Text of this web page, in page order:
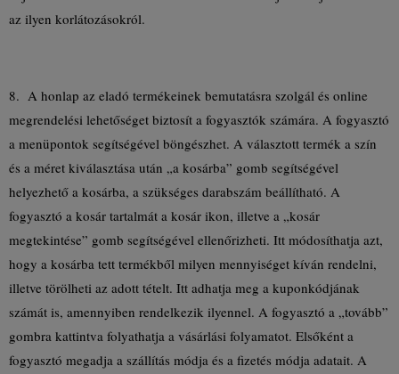
az ilyen korlátozásokról.
8. A honlap az eladó termékeinek bemutatásra szolgál és online
megrendelési lehetőséget biztosít a fogyasztók számára. A fogyasztó
a menüpontok segítségével böngészhet. A választott termék a szín
és a méret kiválasztása után „a kosárba” gomb segítségével
helyezhető a kosárba, a szükséges darabszám beállítható. A
fogyasztó a kosár tartalmát a kosár ikon, illetve a „kosár
megtekintése” gomb segítségével ellenőrizheti. Itt módosíthatja azt,
hogy a kosárba tett termékből milyen mennyiséget kíván rendelni,
illetve törölheti az adott tételt. Itt adhatja meg a kuponkódjának
számát is, amennyiben rendelkezik ilyennel. A fogyasztó a „tovább”
gombra kattintva folyathatja a vásárlási folyamatot. Elsőként a
fogyasztó megadja a szállítás módja és a fizetés módja adatait. A